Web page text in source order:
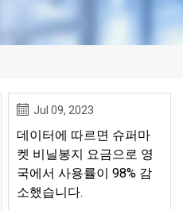
Jul 09, 2023
데이터에 따르면 슈퍼마
켓 비닐봉지 요금으로 영
국에서 사용률이 98% 감
소했습니다.